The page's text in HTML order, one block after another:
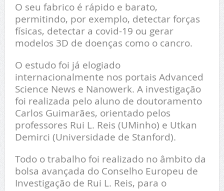
O seu fabrico é rápido e barato,
permitindo, por exemplo, detectar forças
físicas, detectar a covid-19 ou gerar
modelos 3D de doenças como o cancro.
O estudo foi já elogiado
internacionalmente nos portais Advanced
Science News e Nanowerk. A investigação
foi realizada pelo aluno de doutoramento
Carlos Guimarães, orientado pelos
professores Rui L. Reis (UMinho) e Utkan
Demirci (Universidade de Stanford).
Todo o trabalho foi realizado no âmbito da
bolsa avançada do Conselho Europeu de
Investigação de Rui L. Reis, para o